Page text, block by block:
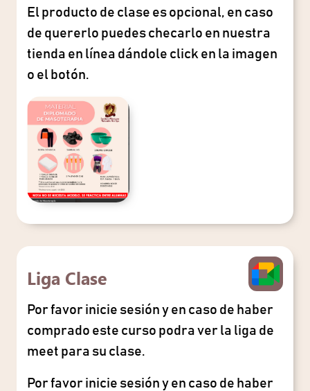
El producto de clase es opcional, en caso
de quererlo puedes checarlo en nuestra
tienda en línea dándole click en la imagen
o el botón.
Liga Clase
Por favor inicie sesión y en caso de haber
comprado este curso podra ver la liga de
meet para su clase.
Por favor inicie sesión y en caso de haber